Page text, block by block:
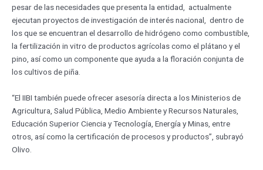
pesar de las necesidades que presenta la entidad, actualmente
ejecutan proyectos de investigación de interés nacional, dentro de
los que se encuentran el desarrollo de hidrógeno como combustible,
la fertilización in vitro de productos agrícolas como el plátano y el
pino, así como un componente que ayuda a la floración conjunta de
los cultivos de piña.
“El IIBI también puede ofrecer asesoría directa a los Ministerios de
Agricultura, Salud Pública, Medio Ambiente y Recursos Naturales,
Educación Superior Ciencia y Tecnología, Energía y Minas, entre
otros, así como la certificación de procesos y productos”, subrayó
Olivo.